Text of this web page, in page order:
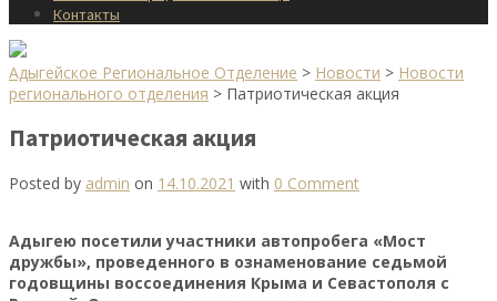
Контакты
Адыгейское Региональное Отделение > Новости > Новости
регионального отделения > Патриотическая акция
Патриотическая акция
Posted by admin on 14.10.2021 with 0 Comment
Адыгею посетили участники автопробега «Мост
дружбы», проведенного в ознаменование седьмой
годовщины воссоединения Крыма и Севастополя с